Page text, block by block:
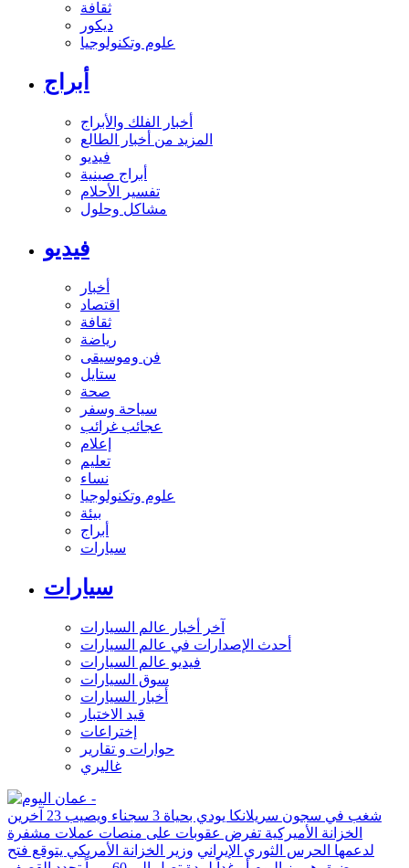
ثقافة
ديكور
علوم وتكنولوجيا
أبراج
أخبار الفلك والأبراج
المزيد من أخبار الطالع
فيديو
أبراج صينية
تفسير الأحلام
مشاكل وحلول
فيديو
أخبار
اقتصاد
ثقافة
رياضة
فن وموسيقى
ستايل
صحة
سياحة وسفر
عجائب غرائب
إعلام
تعليم
نساء
علوم وتكنولوجيا
بيئة
أبراج
سيارات
سيارات
آخر أخبار عالم السيارات
أحدث الإصدارات في عالم السيارات
فيديو عالم السيارات
سوق السيارات
أخبار السيارات
قيد الاختبار
إختراعات
حوارات و تقارير
غاليري
شغب في سجون سريلانكا يودي بحياة 3 سجناء ويصيب 23 آخرين
الخزانة الأميركية تفرض عقوبات على منصات عملات مشفرة
لدعمها الحرس الثوري الإيراني وزير الخزانة الأمريكي يتوقع فتح